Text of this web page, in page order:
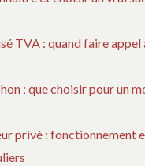
TVA : quand faire appel
: que choisir pour un
privé : fonctionnement